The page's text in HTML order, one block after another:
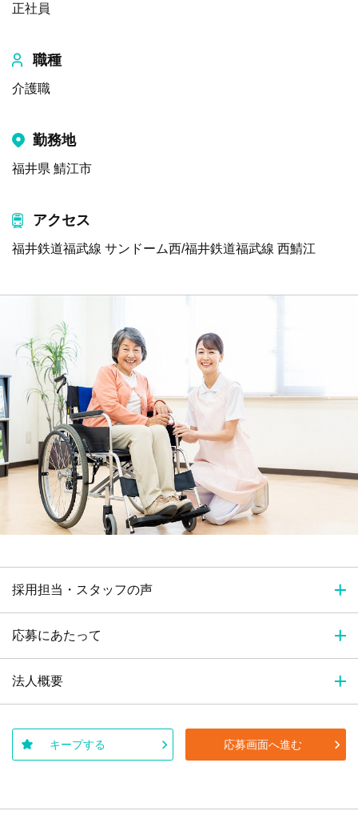
正社員
職種
介護職
勤務地
福井県 鯖江市
アクセス
福井鉄道福武線 サンドーム西/福井鉄道福武線 西鯖江
採用担当・スタッフの声
応募にあたって
法人概要
キープする 応募画面へ進む